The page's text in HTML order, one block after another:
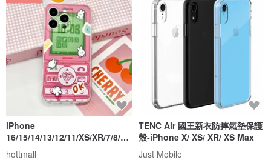
iPhone
16/15/14/13/12/11/XS/XR/7/8/SE
2/SE3 透明電話ケース
hottmall
TENC Air 國王新衣防摔氣墊保護
殼-iPhone X/ XS/ XR/ XS Max
Just Mobile